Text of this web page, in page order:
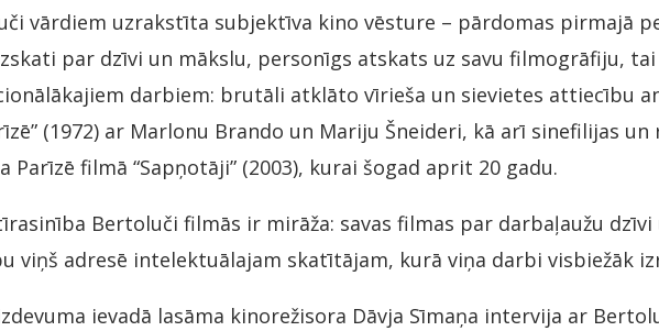
vārdiem uzrakstīta subjektīva kino vēsture – pārdomas pirmajā
par dzīvi un mākslu, personīgs atskats uz savu filmogrāfiju,
darbiem: brutāli atklāto vīrieša un sievietes attiecību
(1972) ar Marlonu Brando un Mariju Šneideri, kā arī sinefilijas
Parīzē filmā “Sapņotāji” (2003), kurai šogad aprit 20 gadu.
Bertoluči filmās ir mirāža: savas filmas par darbaļaužu
viņš adresē intelektuālajam skatītājam, kurā viņa darbi visbiežāk
ievadā lasāma kinorežisora Dāvja Sīmaņa intervija ar